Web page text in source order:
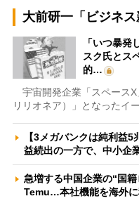
大前研一「ビジネ
「いつ暴
スク氏とス
的…
宇宙開発企業「スペースX
リリオネア）」となったイ
【3メガバンクは純利益
益続出の一方で、中小企
急増する中国企業の“国
Temu…本社機能を海外